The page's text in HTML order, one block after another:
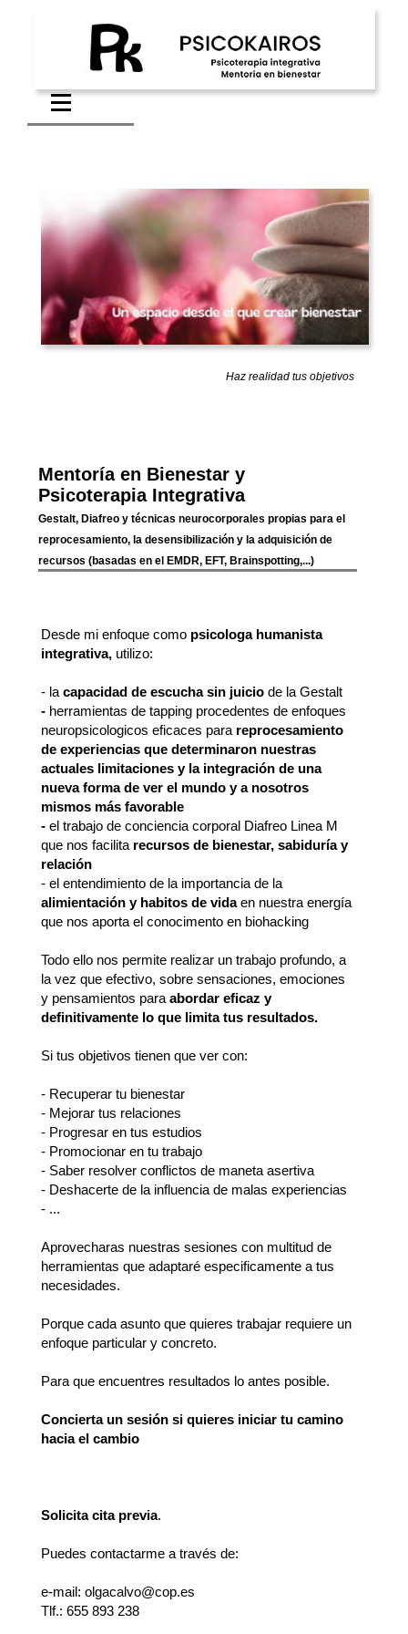
Haz realidad tus objetivos
Mentoría en Bienestar y
Psicoterapia Integrativa
Gestalt, Diafreo y técnicas neurocorporales propias para el
reprocesamiento, la desensibilización y la adquisición de
recursos (basadas en el EMDR, EFT, Brainspotting,...)
Desde mi enfoque como psicologa humanista
integrativa, utilizo:
- la capacidad de escucha sin juicio de la Gestalt
- herramientas de tapping procedentes de enfoques
neuropsicologicos eficaces para reprocesamiento
de experiencias que determinaron nuestras
actuales limitaciones y la integración de una
nueva forma de ver el mundo y a nosotros
mismos más favorable
- el trabajo de conciencia corporal Diafreo Linea M
que nos facilita recursos de bienestar, sabiduría y
relación
- el entendimiento de la importancia de la
alimientación y habitos de vidaen nuestra energía
que nos aporta el conocimento en biohacking
Todo ello nos permite realizar un trabajo profundo, a
la vez que efectivo, sobre sensaciones, emociones
y pensamientos para abordar eficaz y
definitivamente lo que limita tus resultados.
Si tus objetivos tienen que ver con:
- Recuperar tu bienestar
- Mejorar tus relaciones
- Progresar en tus estudios
- Promocionar en tu trabajo
- Saber resolver conflictos de maneta asertiva
- Deshacerte de la influencia de malas experiencias
- ...
Aprovecharas nuestras sesiones con multitud de
herramientas que adaptaré especificamente a tus
necesidades.
Porque cada asunto que quieres trabajar requiere un
enfoque particular y concreto.
Para que encuentres resultados lo antes posible.
Concierta un sesión si quieres iniciar tu camino
hacia el cambio
Solicita cita previa.
Puedes contactarme a través de:
e-mail: olgacalvo@cop.es
Tlf.: 655 893 238